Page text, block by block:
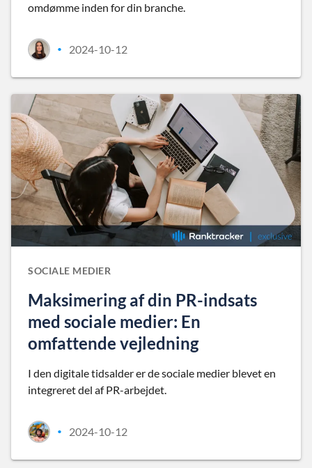
omdømme inden for din branche.
• 2024-10-12
SOCIALE MEDIER
Maksimering af din PR-indsats
med sociale medier: En
omfattende vejledning
I den digitale tidsalder er de sociale medier blevet en
integreret del af PR-arbejdet.
• 2024-10-12